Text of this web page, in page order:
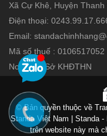
Xã Cự Khê, Huyện
Điện thoại:
Email:
Mã số thuế : 0106517052
Nơi cấp : Sở KHĐTHN
© Bản quyền thuộc về
Standa Việt Nam | Standa
trên website này mà